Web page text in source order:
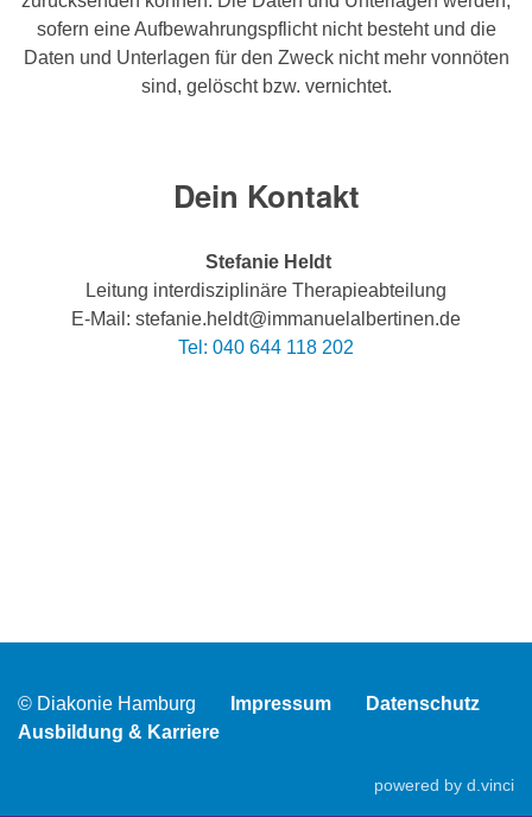
sofern eine Aufbewahrungspflicht nicht besteht und die
Daten und Unterlagen für den Zweck nicht mehr vonnöten
sind, gelöscht bzw. vernichtet.
Dein Kontakt
Stefanie Heldt
Leitung interdisziplinäre Therapieabteilung
E-Mail: stefanie.heldt@immanuelalbertinen.de
Tel: 040 644 118 202
© Diakonie Hamburg Impressum
Datenschutz
Ausbildung & Karriere
powered by d.vinci